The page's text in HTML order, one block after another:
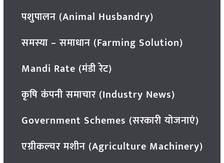
पशुपालन (Animal Husbandry)
समस्या – समाधान (Farming Solution)
Mandi Rate (मंडी रेट)
कृषि कंपनी समाचार (Industry News)
Government Schemes (सरकारी योजनाएं)
एग्रीकल्चर मशीन (Agriculture Machinery)